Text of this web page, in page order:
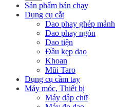
Sản phẩm bán chạy
Dụng cụ cắt
Dao phay ghép mảnh
Dao phay ngón
Dao tiện
Đầu kẹp dao
Khoan
Mũi Taro
Dụng cụ cầm tay
Máy móc, Thiết bị
Máy dập chữ